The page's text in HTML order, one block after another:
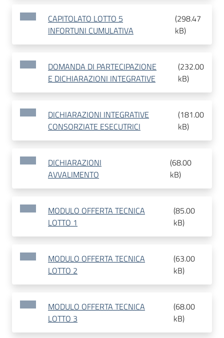
CAPITOLATO LOTTO 5
INFORTUNI CUMULATIVA
(298.47
kB)
DOMANDA DI PARTECIPAZIONE
E DICHIARAZIONI INTEGRATIVE
(232.00
kB)
DICHIARAZIONI INTEGRATIVE
CONSORZIATE ESECUTRICI
(181.00
kB)
DICHIARAZIONI
AVVALIMENTO
(68.00
kB)
MODULO OFFERTA TECNICA
LOTTO 1
(85.00
kB)
MODULO OFFERTA TECNICA
LOTTO 2
(63.00
kB)
MODULO OFFERTA TECNICA
LOTTO 3
(68.00
kB)